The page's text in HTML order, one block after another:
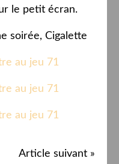
le petit écran.
soirée, Cigalette
Article suivant »